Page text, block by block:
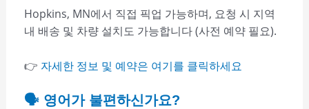
Hopkins, MN에서 직접 픽업 가능하며, 요청 시 지역
내 배송 및 차량 설치도 가능합니다 (사전 예약 필요).
👉 자세한 정보 및 예약은 여기를 클릭하세요
🗣️ 영어가 불편하신가요?